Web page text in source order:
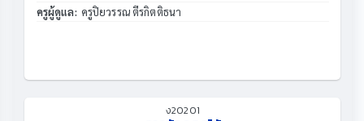
ครูผู้ดูแล: ครูปิยวรรณ ตีรกิตติธนา
ง20201